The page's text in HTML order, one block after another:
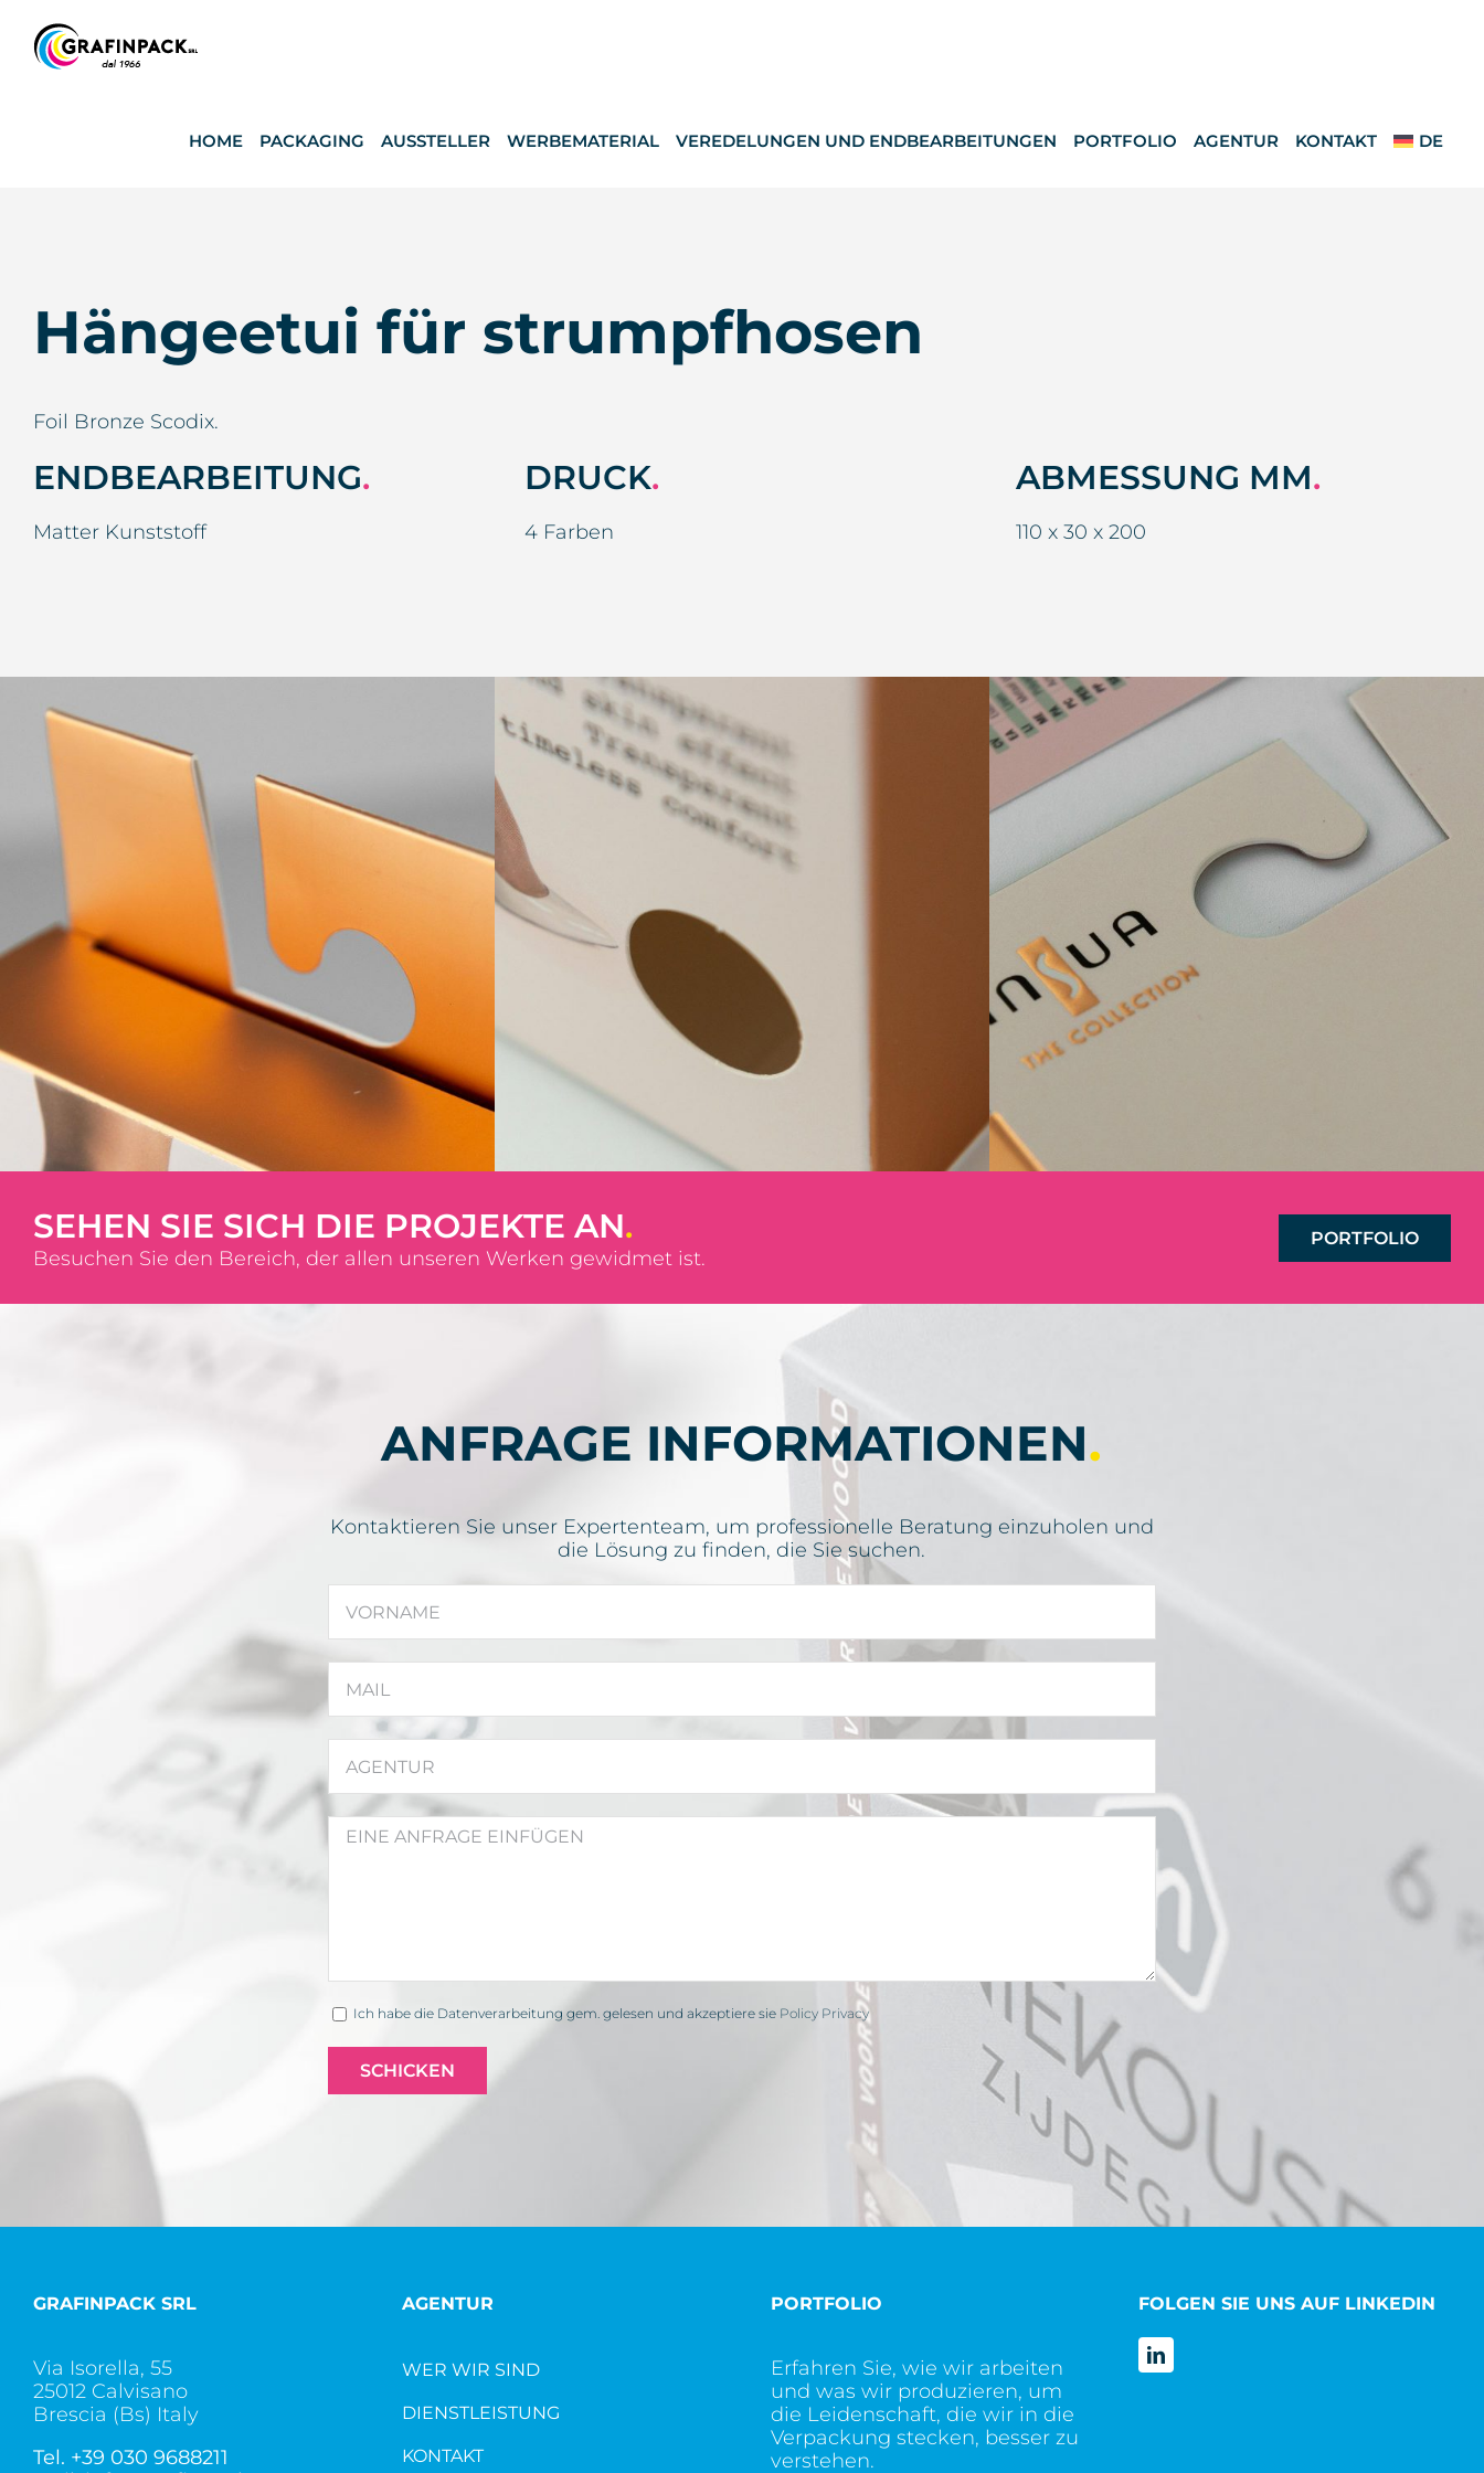
content
HOME PACKAGING AUSSTELLER WERBEMATERIAL VEREDELUNGEN UND ENDBEARBEITUNGEN PORTFOLIO AGENTUR KONTAKT DE
Hängeetui für strumpfhosen
Foil Bronze Scodix.
ENDBEARBEITUNG.
Matter Kunststoff
DRUCK.
4 Farben
ABMESSUNG MM.
110 x 30 x 200
SEHEN SIE SICH DIE PROJEKTE AN.
Besuchen Sie den Bereich, der allen unseren Werken gewidmet ist.
PORTFOLIO
ANFRAGE INFORMATIONEN.
Kontaktieren Sie unser Expertenteam, um professionelle Beratung einzuholen und
die Lösung zu finden, die Sie suchen.
Ich habe die Datenverarbeitung gem. gelesen und akzeptiere sie Policy Privacy
GRAFINPACK SRL
Via Isorella, 55
25012 Calvisano
Brescia (Bs) Italy
Tel. +39 030 9688211
AGENTUR
WER WIR SIND
DIENSTLEISTUNG
KONTAKT
PORTFOLIO
Erfahren Sie, wie wir arbeiten
und was wir produzieren, um
die Leidenschaft, die wir in die
Verpackung stecken, besser zu
verstehen.
FOLGEN SIE UNS AUF LINKEDIN